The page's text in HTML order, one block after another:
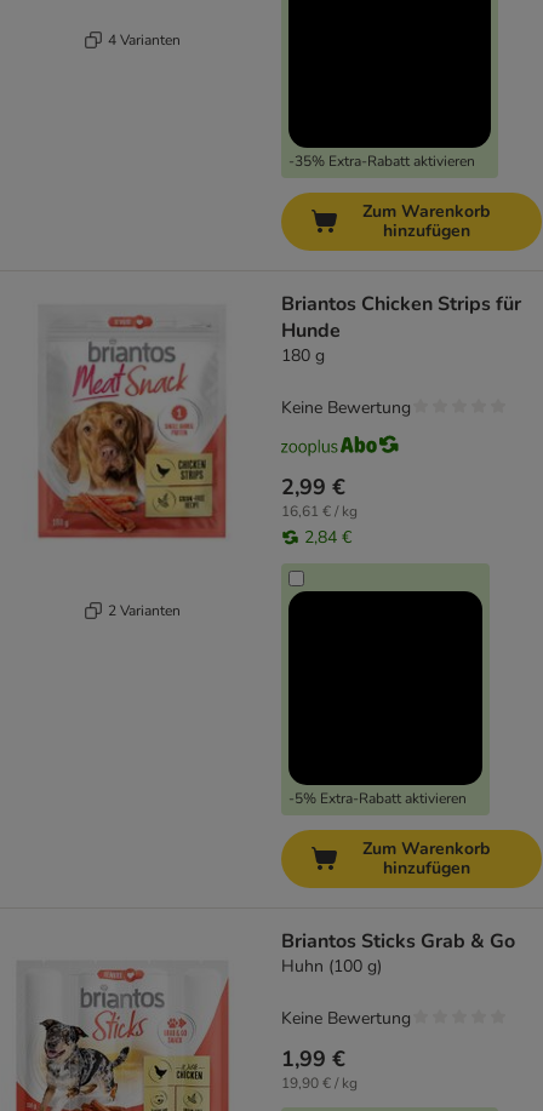
4 Varianten
-35% Extra-Rabatt aktivieren
Zum Warenkorb
hinzufügen
2 Varianten
Briantos Chicken Strips für
Hunde
180 g
2,99 €
16,61 € / kg
2,84 €
-5% Extra-Rabatt aktivieren
Keine Bewertung
Zum Warenkorb
hinzufügen
Briantos Sticks Grab & Go
Huhn (100 g)
1,99 €
19,90 € / kg
Keine Bewertung